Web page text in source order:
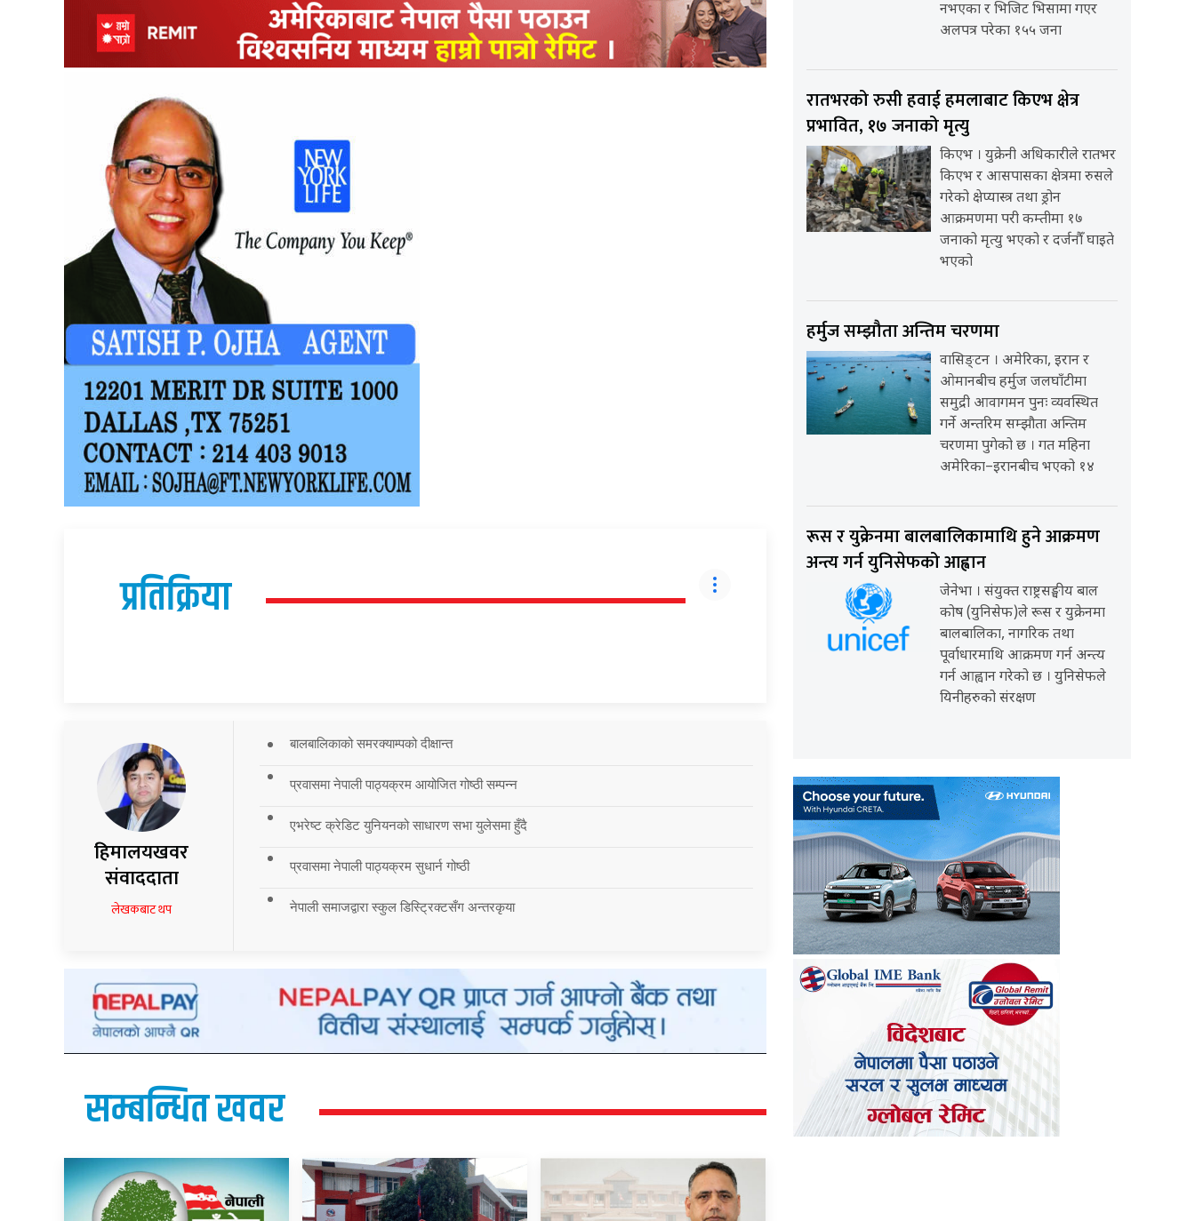
प्रतिक्रिया
हिमालयखवर
संवाददाता
लेखकबाट थप
बालबालिकाको समरक्याम्पको दीक्षान्त
प्रवासमा नेपाली पाठ्यक्रम आयोजित गोष्ठी सम्पन्न
एभरेष्ट क्रेडिट युनियनको साधारण सभा युलेसमा हुँदै
प्रवासमा नेपाली पाठ्यक्रम सुधार्न गोष्ठी
नेपाली समाजद्वारा स्कुल डिस्ट्रिक्टसँग अन्तरकृया
सम्बन्धित खवर
नभएका र भिजिट भिसामा गएर
अलपत्र परेका १५५ जना
रातभरको रुसी हवाई हमलाबाट किएभ क्षेत्र
प्रभावित, १७ जनाको मृत्यु
किएभ । युक्रेनी अधिकारीले रातभर
किएभ र आसपासका क्षेत्रमा रुसले
गरेको क्षेप्यास्त्र तथा ड्रोन
आक्रमणमा परी कम्तीमा १७
जनाको मृत्यु भएको र दर्जनौँ घाइते
भएको
हर्मुज सम्झौता अन्तिम चरणमा
वासिङ्टन । अमेरिका, इरान र
ओमानबीच हर्मुज जलघाँटीमा
समुद्री आवागमन पुनः व्यवस्थित
गर्ने अन्तरिम सम्झौता अन्तिम
चरणमा पुगेको छ । गत महिना
अमेरिका–इरानबीच भएको १४
रूस र युक्रेनमा बालबालिकामाथि हुने आक्रमण
अन्त्य गर्न युनिसेफको आह्वान
जेनेभा । संयुक्त राष्ट्रसङ्घीय बाल
कोष (युनिसेफ)ले रूस र युक्रेनमा
बालबालिका, नागरिक तथा
पूर्वाधारमाथि आक्रमण गर्न अन्त्य
गर्न आह्वान गरेको छ । युनिसेफले
यिनीहरुको संरक्षण